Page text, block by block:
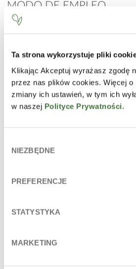
Ta strona wykorzystuje pliki
Klikając Akceptuj wyrażasz zgodę
przez nas plików cookies. Więcej
zmiany ich ustawień, w tym ich
w naszej Polityce Prywatności.
zgody
NIEZBĘDNE
PREFERENCJE
STATYSTYKA
MARKETING
MODO DE EMPLEO
Para la limpieza diaria usar una
Aqua (Water), Sodium Laureth
Betaine, Coco-Glucoside, PEG-7
Allantoin, Niacinamide, Calcium
Ascorbyl Phosphate, Tocopheryl
Maltodextrin, Sodium Starch
Sodium Chloride, Sodium Benzoate,
La lista de ingredientes está
fabricación de 2020.10.
INGREDIENTES
alantoína, provitamina B5 (d-